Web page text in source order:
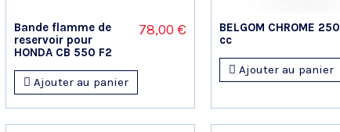
Bande flamme de
reservoir pour
HONDA CB 550 F2
78,00 €
Ajouter au panier
BELGOM CHROME 250
cc
Ajouter au panier